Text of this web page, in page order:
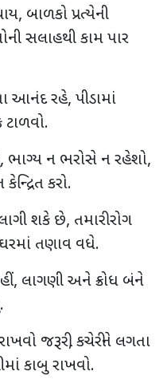
બાળકો પ્રત્યેની
સલાહથી કામ પાર
આનંદ રહે, પીડામાં
ટાળવો.
ભાગ્ય ન ભરોસે ન રહેશો,
કરો.
શકે છે, તમારી રોગ
ઘરમાં તણાવ વધે.
લાગણી અને ક્રોધ બંને
જરૂરી, કચેરીને લગતા
કાબુ રાખવો.